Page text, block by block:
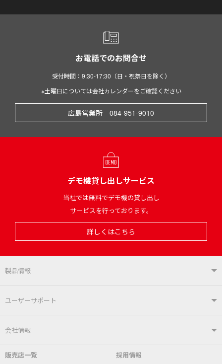
お電話でのお問合せ
受付時間：9:30-17:30（日・祝祭日を除く）
※土曜日については会社カレンダーをご確認ください
広島営業所 084-951-9010
デモ機貸し出しサービス
当社では無料でデモ機の貸し出し
サービスを行っております。
詳しくはこちら
製品情報
製品情報TOP
はんだ付けシステム
こて先 自動はんだ送り装置
ユーザーサポート
ユーザーサポートTOP
よくあるご質問 デモ機貸し出しサービス
会社情報
会社概要 社長あいさつ
販売店一覧 採用情報